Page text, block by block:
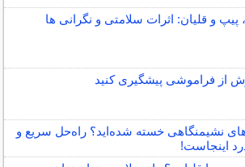
پیپ و قلیان: اثرات سلامتی و نگرانی ها
نشیمنگاهی خسته شده‌اید؟ راه‌حل سریع و
اینجاست!